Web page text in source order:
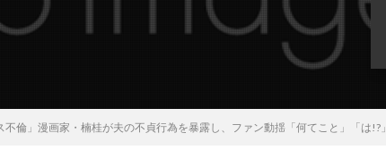
不倫」漫画家・楠桂が夫の不貞行為を暴露し、ファン動揺「何てこと」「は!?」